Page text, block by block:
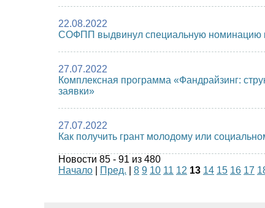
22.08.2022
СОФПП выдвинул специальную номинацию
27.07.2022
Комплексная программа «Фандрайзинг:
заявки»
27.07.2022
Как получить грант молодому или
Новости 85 - 91 из 480
Начало
Пред. 8 9 10 11 12 13 14 15 16 17